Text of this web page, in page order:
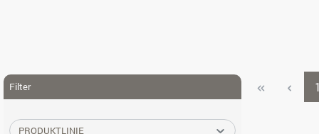
Filter
PRODUKTLINIE
1